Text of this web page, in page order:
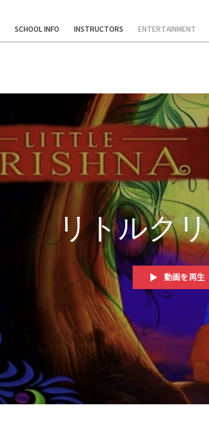
SCHOOL INFO INSTRUCTORS ENTERTAINMENT
リトルク
動画を再生